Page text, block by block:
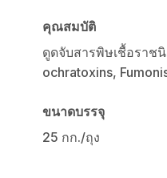
คุณสมบัติ
ดูดจับสารพิษเชื้อราช
ochratoxins,
ขนาดบรรจุ
25 กก./ถุง